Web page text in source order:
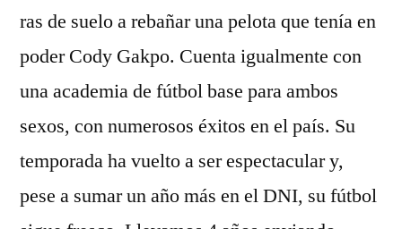
ras de suelo a rebañar una pelota que tenía en
poder Cody Gakpo. Cuenta igualmente con
una academia de fútbol base para ambos
sexos, con numerosos éxitos en el país. Su
temporada ha vuelto a ser espectacular y,
pese a sumar un año más en el DNI, su fútbol